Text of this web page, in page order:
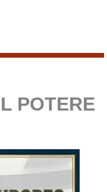
POTERE